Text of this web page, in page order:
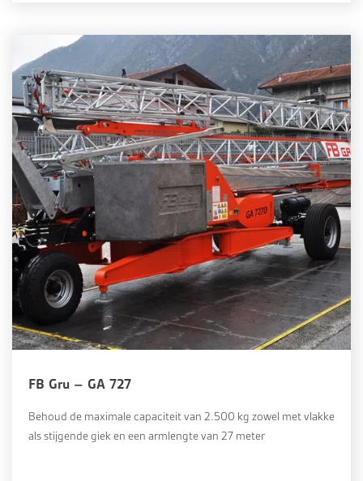
FB Gru – GA 727
Behoud de maximale capaciteit van 2.500 kg zowel met vlakke
als stijgende giek en een armlengte van 27 meter